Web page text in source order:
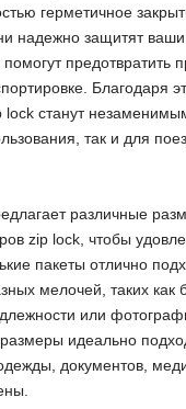
герметичное
надежно защитят
помогут предотвратить
Благодаря
станут
так и для
различные
zip lock, чтобы
пакеты отлично
мелочей, таких как
или
идеально
документов,